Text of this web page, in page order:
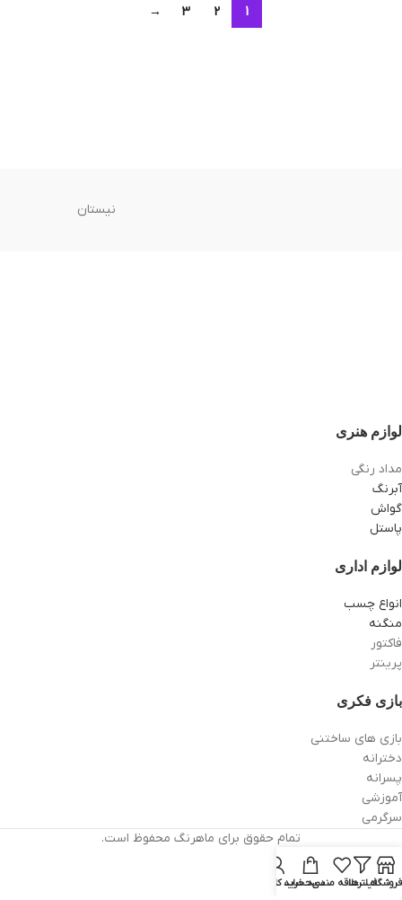
1
2
3
→
نیستان
لوازم هنری
مداد رنگی
آبرنگ
گواش
پاستل
لوازم اداری
انواع چسب
منگنه
فاکتور
پرینتر
بازی فکری
بازی های ساختنی
دخترانه
پسرانه
آموزشی
سرگرمی
تمام حقوق برای ماهرنگ محفوظ است.
فروشگاهفیلترهاعلاقه مندیسبد خرید
حساب کاربری من